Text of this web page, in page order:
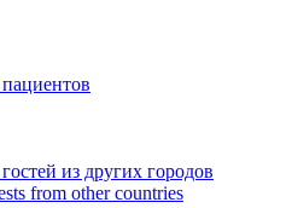
из других городов
from other countries